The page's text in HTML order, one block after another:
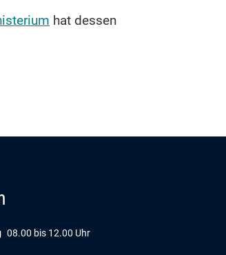
hat dessen
08.00 bis 12.00 Uhr